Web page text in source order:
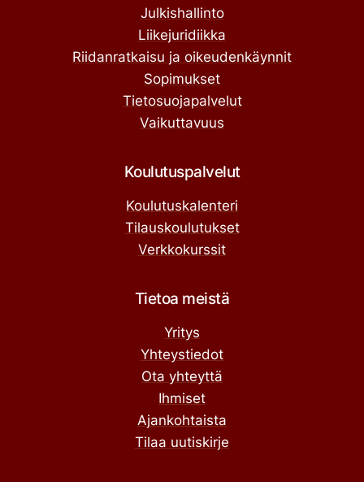
Julkishallinto
Liikejuridiikka
Riidanratkaisu ja oikeudenkäynnit
Sopimukset
Tietosuojapalvelut
Vaikuttavuus
Koulutuspalvelut
Koulutuskalenteri
Tilauskoulutukset
Verkkokurssit
Tietoa meistä
Yritys
Yhteystiedot
Ota yhteyttä
Ihmiset
Ajankohtaista
Tilaa uutiskirje